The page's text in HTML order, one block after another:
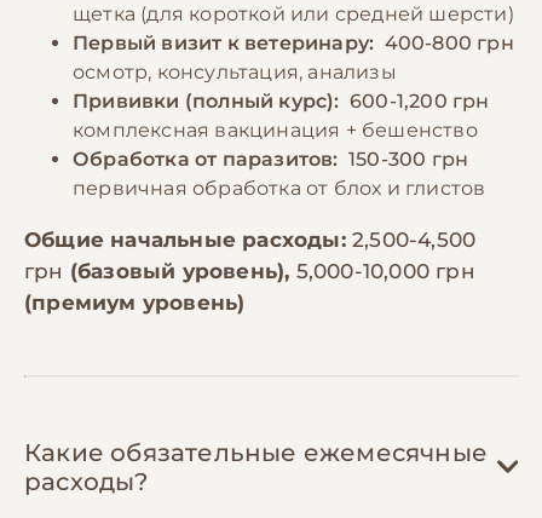
щетка (для короткой или средней шерсти)
Первый визит к ветеринару: 400-800 грн
осмотр, консультация, анализы
Прививки (полный курс): 600-1,200 грн
комплексная вакцинация + бешенство
Обработка от паразитов: 150-300 грн
первичная обработка от блох и глистов
Общие начальные расходы: 2,500-4,500
грн (базовый уровень), 5,000-10,000 грн
(премиум уровень)
Какие обязательные ежемесячные
расходы?